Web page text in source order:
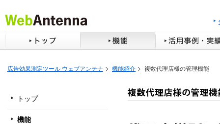
広告効果測定ツール ウェブアンテナ 機能紹介 複数代理店様の管理機能
トップ
機能